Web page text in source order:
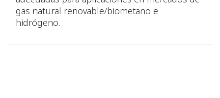
gas natural renovable/biometano e
hidrógeno.